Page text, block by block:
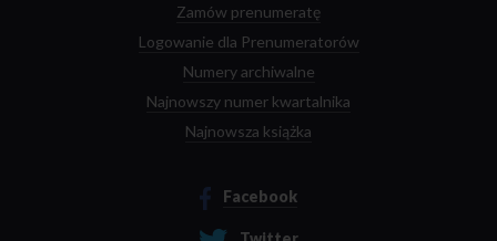
Zamów prenumeratę
Logowanie dla Prenumeratorów
Numery archiwalne
Najnowszy numer kwartalnika
Najnowsza książka
Facebook